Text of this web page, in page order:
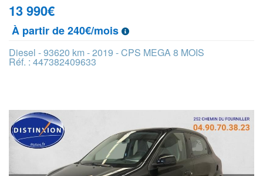
13 990€
À partir de 240€/mois
Diesel - 93620 km - 2019 - CPS MEGA 8 MOIS
Réf. : 447382409633